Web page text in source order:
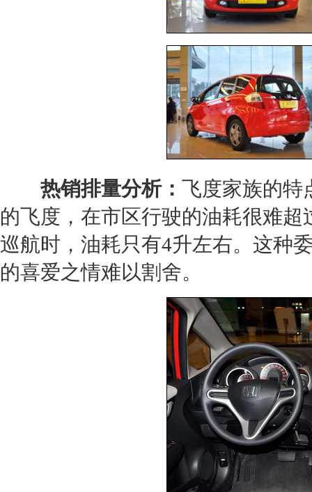
热销排量分析： 飞度家族的特
的飞度 ，在市区行驶的油耗很难
巡航时，油耗只有4升左右。这种
的喜爱之情难以割舍。